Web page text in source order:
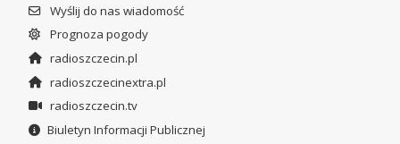
Wyślij do nas wiadomość
Prognoza pogody
radioszczecin.pl
radioszczecinextra.pl
radioszczecin.tv
Biuletyn Informacji Publicznej